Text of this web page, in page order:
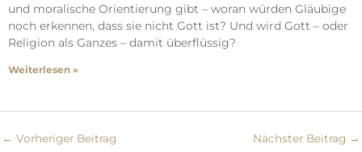
und moralische Orientierung gibt – woran würden Gläubige
noch erkennen, dass sie nicht Gott ist? Und wird Gott – oder
Religion als Ganzes – damit überflüssig?
Weiterlesen »
← Vorheriger Beitrag Nächster Beitrag →